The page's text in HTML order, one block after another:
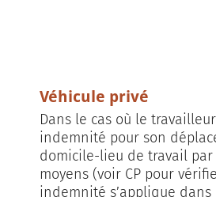
Véhicule privé
Dans le cas où le
indemnité pour son
domicile-lieu de travail par
moyens (voir CP pour
indemnité s’applique